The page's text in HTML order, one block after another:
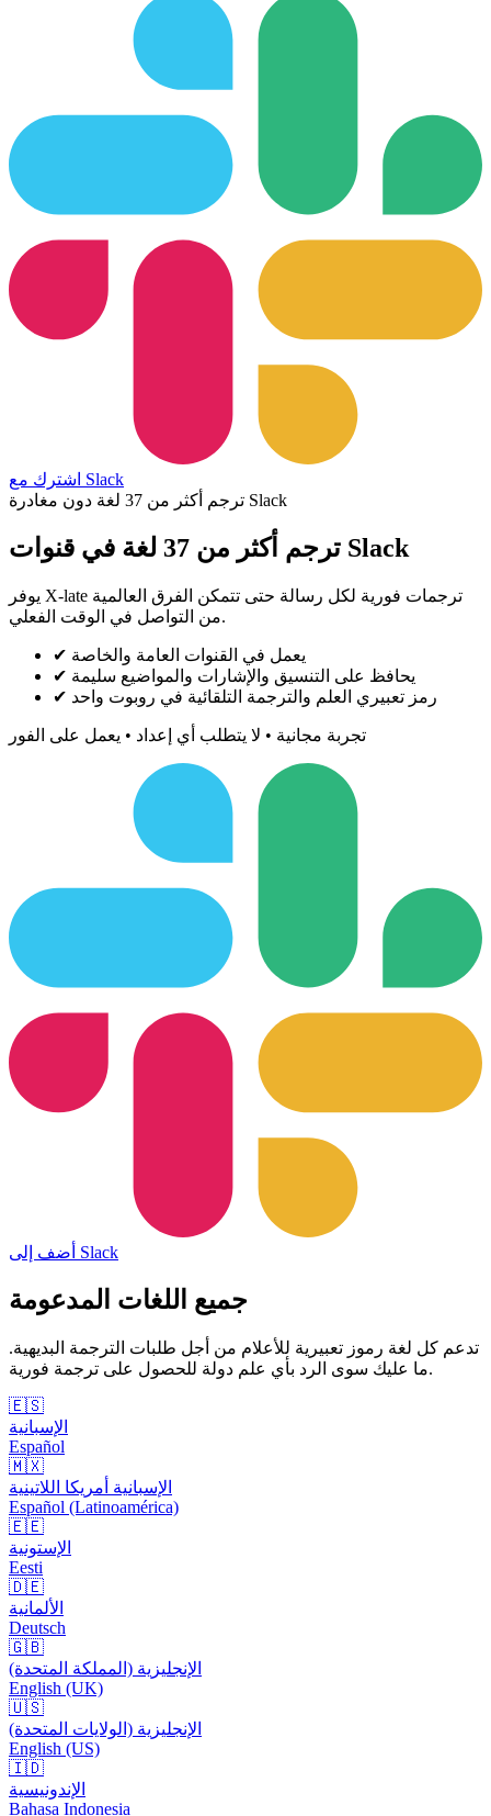
اشترك مع Slack
ترجم أكثر من 37 لغة دون مغادرة Slack
ترجم أكثر من 37 لغة في قنوات Slack
يوفر X-late ترجمات فورية لكل رسالة حتى تتمكن الفرق العالمية
من التواصل في الوقت الفعلي.
✔ يعمل في القنوات العامة والخاصة
✔ يحافظ على التنسيق والإشارات والمواضيع سليمة
✔ رمز تعبيري العلم والترجمة التلقائية في روبوت واحد
تجربة مجانية • لا يتطلب أي إعداد • يعمل على الفور
أضف إلى Slack
جميع اللغات المدعومة
تدعم كل لغة رموز تعبيرية للأعلام من أجل طلبات الترجمة البديهية.
ما عليك سوى الرد بأي علم دولة للحصول على ترجمة فورية.
🇪🇸
الإسبانية
Español
🇲🇽
الإسبانية أمريكا اللاتينية
Español (Latinoamérica)
🇪🇪
الإستونية
Eesti
🇩🇪
الألمانية
Deutsch
🇬🇧
الإنجليزية (المملكة المتحدة)
English (UK)
🇺🇸
الإنجليزية (الولايات المتحدة)
English (US)
🇮🇩
الإندونيسية
Bahasa Indonesia